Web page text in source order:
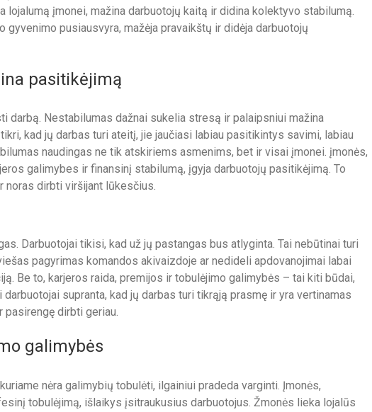
lojalumą įmonei, mažina darbuotojų kaitą ir didina kolektyvo stabilumą.
pusiausvyra, mažėja pravaikštų ir didėja darbuotojų
pasitikėjimą
darbą. Nestabilumas dažnai sukelia stresą ir palaipsniui mažina
kad jų darbas turi ateitį, jie jaučiasi labiau pasitikintys savimi, labiau
naudingas ne tik atskiriems asmenims, bet ir visai įmonei. įmonės,
galimybes ir finansinį stabilumą, įgyja darbuotojų pasitikėjimą. To
dirbti viršijant lūkesčius.
Darbuotojai tikisi, kad už jų pastangas bus atlyginta. Tai nebūtinai turi
pagyrimas komandos akivaizdoje ar nedideli apdovanojimai labai
Be to, karjeros raida, premijos ir tobulėjimo galimybės – tai kiti būdai,
supranta, kad jų darbas turi tikrąją prasmę ir yra vertinamas
pasirengę dirbti geriau.
galimybės
nėra galimybių tobulėti, ilgainiui pradeda varginti. Įmonės,
tobulėjimą, išlaikys įsitraukusius darbuotojus. Žmonės lieka lojalūs